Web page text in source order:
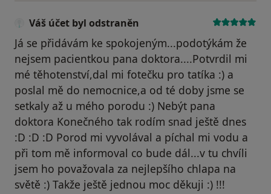
Váš účet byl odstraněn
Já se přidávám ke spokojeným...podotýkám že
nejsem pacientkou pana doktora....Potvrdil mi
mé těhotenství,dal mi fotečku pro tatíka :) a
poslal mě do nemocnice,a od té doby jsme se
setkaly až u mého porodu :) Nebýt pana
doktora Konečného tak rodím snad ještě dnes
:D :D :D Porod mi vyvolával a píchal mi vodu a
při tom mě informoval co bude dál...v tu chvíli
jsem ho považovala za nejlepšího chlapa na
světě :) Takže ještě jednou moc děkuji :) !!!